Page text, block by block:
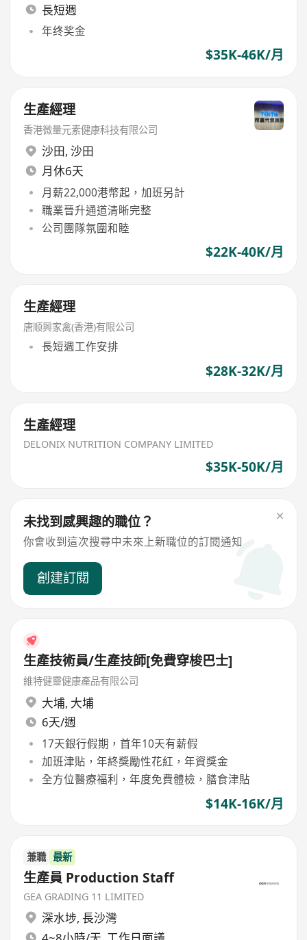
長短週
年终奖金
$35K-46K/月
生產經理
香港微量元素健康科技有限公司
沙田, 沙田
月休6天
月薪22,000港幣起，加班另計
職業晉升通道清晰完整
公司團隊氛圍和睦
$22K-40K/月
生產經理
唐顺興家禽(香港)有限公司
長短週工作安排
$28K-32K/月
生產經理
DELONIX NUTRITION COMPANY LIMITED
$35K-50K/月
未找到感興趣的職位？
你會收到這次搜尋中未來上新職位的訂閱通知
創建訂閱
生產技術員/生產技師[免費穿梭巴士]
維特健靈健康產品有限公司
大埔, 大埔
6天/週
17天銀行假期，首年10天有薪假
加班津貼，年終獎勵性花紅，年資獎金
全方位醫療福利，年度免費體檢，膳食津貼
$14K-16K/月
兼職 最新
生產員 Production Staff
GEA GRADING 11 LIMITED
深水埗, 長沙灣